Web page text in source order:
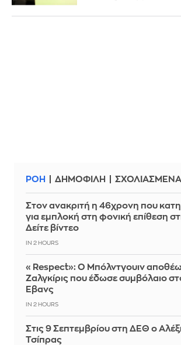
ΡΟΗ ΔΗΜΟΦΙΛΗ ΣΧΟΛΙΑΣΜΕΝΑ
Στον ανακριτή η 46χρονη που
για εμπλοκή στη φονική επίθεση
Δείτε βίντεο
IN 2 HOURS
«Respect»: Ο Μπόλντγουιν
Ζαλγκίρις που έδωσε συμβόλαιο
Έβανς
IN 2 HOURS
Στις 9 Σεπτεμβρίου στη ΔΕΘ ο
Τσίπρας